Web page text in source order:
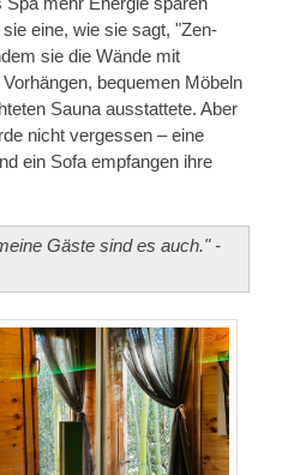
eine, wie sie sagt, "Zen-
sie die Wände mit
bequemen Möbeln
Sauna ausstattete. Aber
nicht vergessen – eine
ein Sofa empfangen ihre
Gäste sind es auch." -